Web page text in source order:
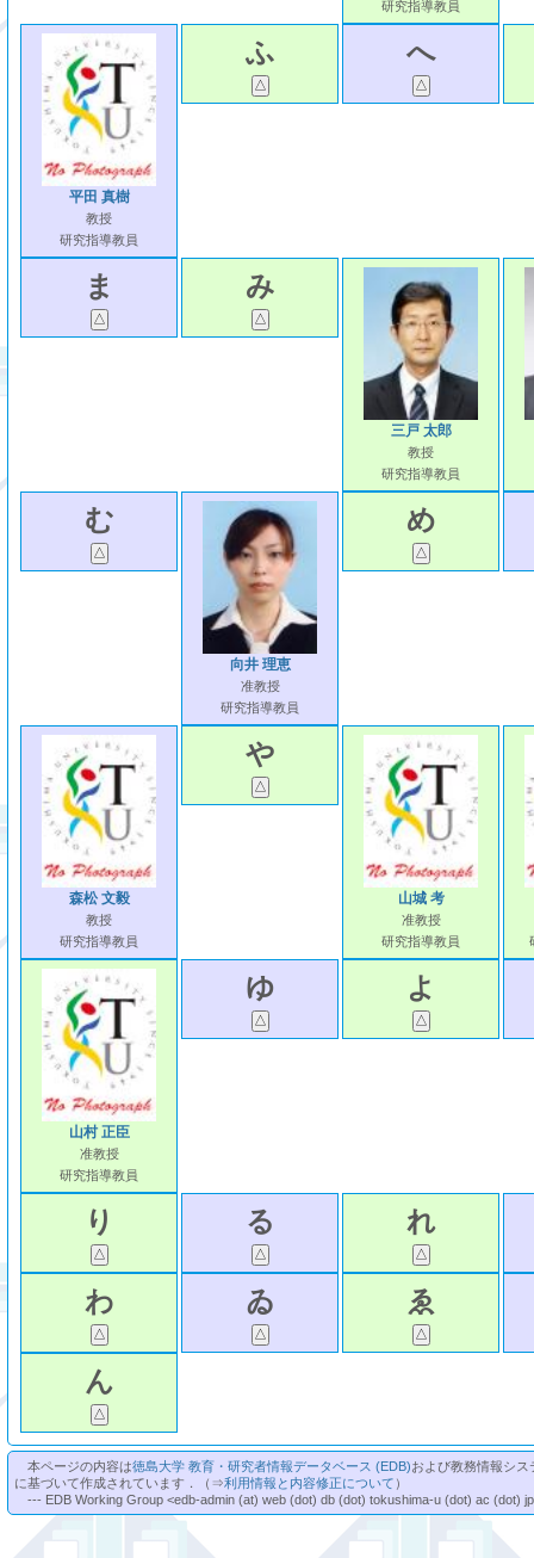
研究指導教員
平田 真樹
教授
研究指導教員
ふ へ
ま み
三戸 太郎
教授
研究指導教員
む
向井 理恵
准教授
研究指導教員
め
森松 文毅
教授
研究指導教員
や
山城 考
准教授
研究指導教員
山村 正臣
准教授
研究指導教員
ゆ よ
り る れ
わ ゐ ゑ
ん
本ページの内容は徳島大学 教育・研究者情報データベース (EDB)および教務情報シ
に基づいて作成されています．（⇒利用情報と内容修正について ）
--- EDB Working Group <edb-admin (at) web (dot) db (dot) tokushima-u (dot) ac (dot)